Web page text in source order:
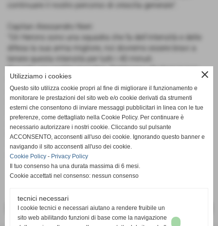
continuare il nostro percorso di crescita generale".
Capitan Alessandro Nieri:
"Gli Herons sono una squadra che fa dell'intensità e delle
tenere questa intensità per tutti i 40 minuti.
lacune, nessuna compagine è perfetta.
Arriviamo a questa partita dopo la sconfitta maturata negli
ultimi secondi contro Castelfiorentino, abbiamo gettato via
due punti: non possiamo più perdere queste occasioni e
abbiamo lavorato anche sotto questo punto di vista.
Poi confido nel calore del nostro pubblico che è davvero
fondamentale, gli Herons sono una squadra forte ma non
imbattibile: crediamoci".
<< PRECEDENTE SUCCESSIVO >>
close
Utilizziamo i cookies
Questo sito utilizza cookie propri al fine di migliorare il funzionamento e
monitorare le prestazioni del sito web e/o cookie derivati da strumenti
esterni che consentono di inviare messaggi pubblicitari in linea con le tue
preferenze, come dettagliato nella Cookie Policy. Per continuare è
necessario autorizzare i nostri cookie. Cliccando sul pulsante
ACCONSENTO, acconsenti all'uso dei cookie. Ignorando questo banner e
navigando il sito acconsenti all'uso dei cookie.
Cookie Policy - Privacy Policy
Il tuo consenso ha una durata massima di 6 mesi.
Cookie accettati nel consenso: nessun consenso
tecnici necessari
I cookie tecnici e necessari aiutano a rendere fruibile un
sito web abilitando funzioni di base come la navigazione